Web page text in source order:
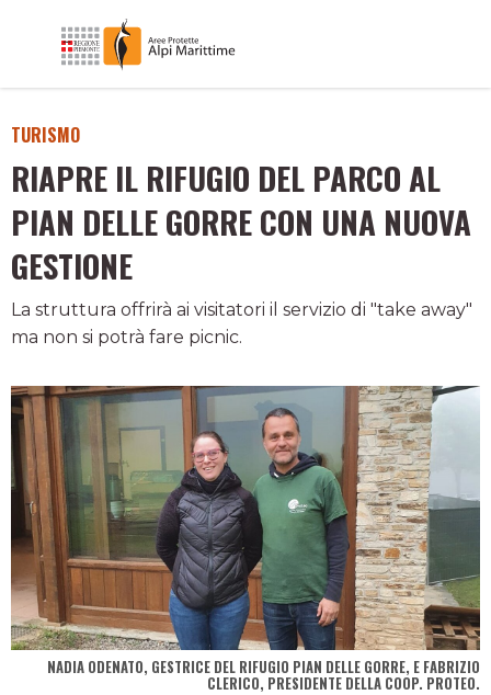
TURISMO
RIAPRE IL RIFUGIO DEL PARCO AL
PIAN DELLE GORRE CON UNA NUOVA
GESTIONE
La struttura offrirà ai visitatori il servizio di "take away"
ma non si potrà fare picnic.
NADIA ODENATO, GESTRICE DEL RIFUGIO PIAN DELLE GORRE, E FABRIZIO
CLERICO, PRESIDENTE DELLA COOP. PROTEO.